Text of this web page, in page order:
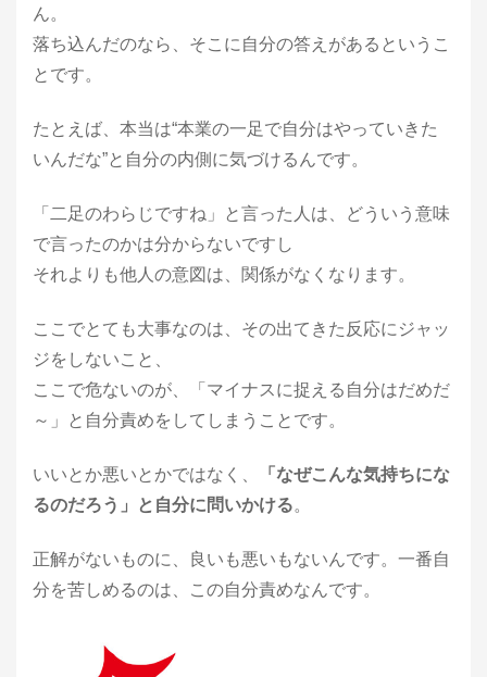
ん。
落ち込んだのなら、そこに自分の答えがあるというこ
とです。
たとえば、本当は“本業の一足で自分はやっていきた
いんだな”と自分の内側に気づけるんです。
「二足のわらじですね」と言った人は、どういう意味
で言ったのかは分からないですし
それよりも他人の意図は、関係がなくなります。
ここでとても大事なのは、その出てきた反応にジャッ
ジをしないこと、
ここで危ないのが、「マイナスに捉える自分はだめだ
～」と自分責めをしてしまうことです。
いいとか悪いとかではなく、
「なぜこんな気持ちにな
るのだろう」と自分に問いかける。
正解がないものに、良いも悪いもないんです。一番自
分を苦しめるのは、この自分責めなんです。